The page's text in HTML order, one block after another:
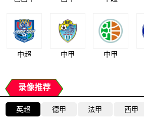
中超 中甲 中甲
录像推荐
英超 德甲 法甲 西甲